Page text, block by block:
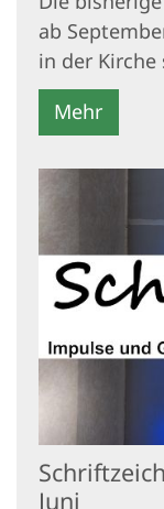
ab
in der
Mehr
Juni